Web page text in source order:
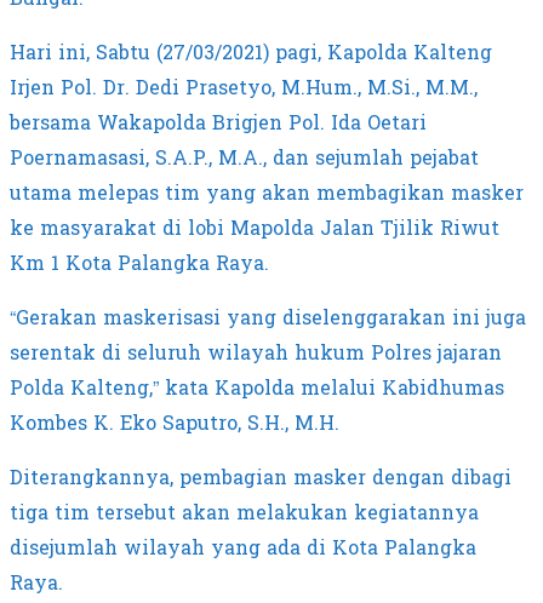
Hari ini, Sabtu (27/03/2021) pagi, Kapolda Kalteng
Irjen Pol. Dr. Dedi Prasetyo, M.Hum., M.Si., M.M.,
bersama Wakapolda Brigjen Pol. Ida Oetari
Poernamasasi, S.A.P., M.A., dan sejumlah pejabat
utama melepas tim yang akan membagikan masker
ke masyarakat di lobi Mapolda Jalan Tjilik Riwut
Km 1 Kota Palangka Raya.
“Gerakan maskerisasi yang diselenggarakan ini juga
serentak di seluruh wilayah hukum Polres jajaran
Polda Kalteng,” kata Kapolda melalui Kabidhumas
Kombes K. Eko Saputro, S.H., M.H.
Diterangkannya, pembagian masker dengan dibagi
tiga tim tersebut akan melakukan kegiatannya
disejumlah wilayah yang ada di Kota Palangka
Raya.